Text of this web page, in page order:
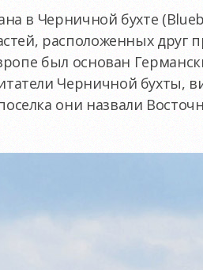
в Черничной бухте
расположенных друг
был основан
Черничной бухты,
они назвали